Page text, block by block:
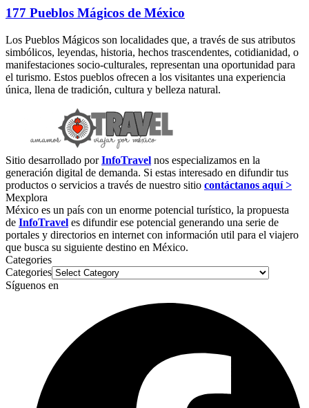
177 Pueblos Mágicos de México
Los Pueblos Mágicos son localidades que, a través de sus atributos
simbólicos, leyendas, historia, hechos trascendentes, cotidianidad, o
manifestaciones socio-culturales, representan una oportunidad para
el turismo. Estos pueblos ofrecen a los visitantes una experiencia
única, llena de tradición, cultura y belleza natural.
Sitio desarrollado porInfoTravel nos especializamos en la
generación digital de demanda. Si estas interesado en difundir tus
productos o servicios a través de nuestro sitio contáctanos aquí >
Mexplora
México es un país con un enorme potencial turístico, la propuesta
de InfoTravel es difundir ese potencial generando una serie de
portales y directorios en internet con información util para el viajero
que busca su siguiente destino en México.
Categories
Categories
Síguenos en